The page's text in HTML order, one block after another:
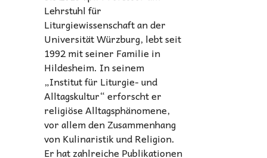
Lehrstuhl für
Liturgiewissenschaft an der
Universität Würzburg, lebt seit
1992 mit seiner Familie in
Hildesheim. In seinem
„Institut für Liturgie- und
Alltagskultur“ erforscht er
religiöse Alltagsphänomene,
vor allem den Zusammenhang
von Kulinaristik und Religion.
Er hat zahlreiche Publikationen